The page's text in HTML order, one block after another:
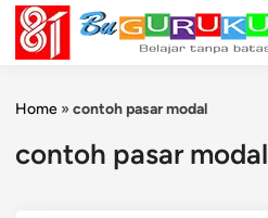
Skip
content
Home » contoh pasar modal
contoh pasar modal